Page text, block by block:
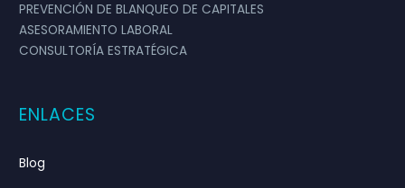
PREVENCIÓN DE BLANQUEO DE CAPITALES
ASESORAMIENTO LABORAL
CONSULTORÍA ESTRATÉGICA
ENLACES
Blog